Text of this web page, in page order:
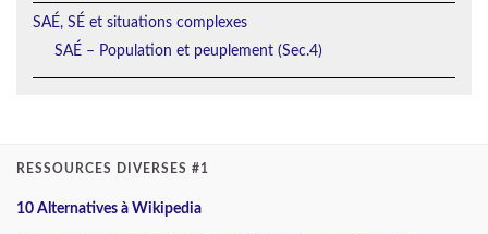
SAÉ, SÉ et situations complexes
SAÉ – Population et peuplement (Sec.4)
RESSOURCES DIVERSES #1
10 Alternatives à Wikipedia